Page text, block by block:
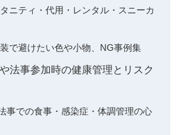
ニティ・代用・レンタル・スニーカ
で避けたい色や小物、NG事例集
法事参加時の健康管理とリスク
事での食事・感染症・体調管理の心